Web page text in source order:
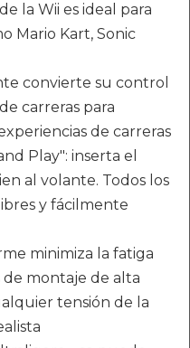
la Wii es ideal para
Mario Kart, Sonic
convierte su control
carreras para
de carreras
Play": inserta el
al volante. Todos los
y fácilmente
minimiza la fatiga
de montaje de alta
tensión de la